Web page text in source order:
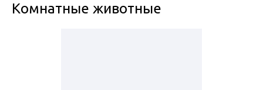
Комнатные животные